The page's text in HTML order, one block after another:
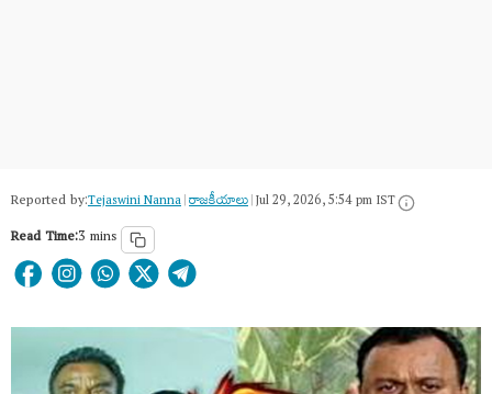
Reported by:Tejaswini Nanna|రాజకీయాలు|Jul 29, 2026, 5:54 pm IST
Read Time:3 mins